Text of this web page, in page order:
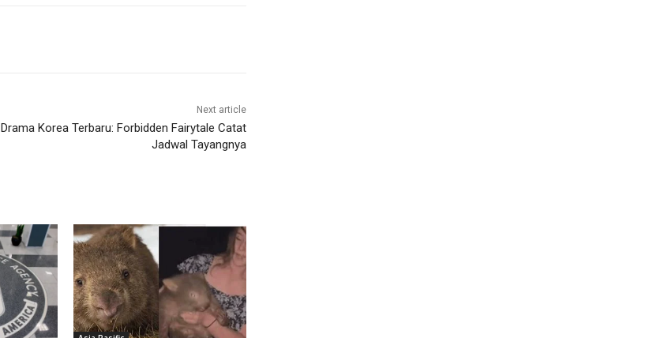
Next article
Drama Korea Terbaru: Forbidden Fairytale Catat
Jadwal Tayangnya